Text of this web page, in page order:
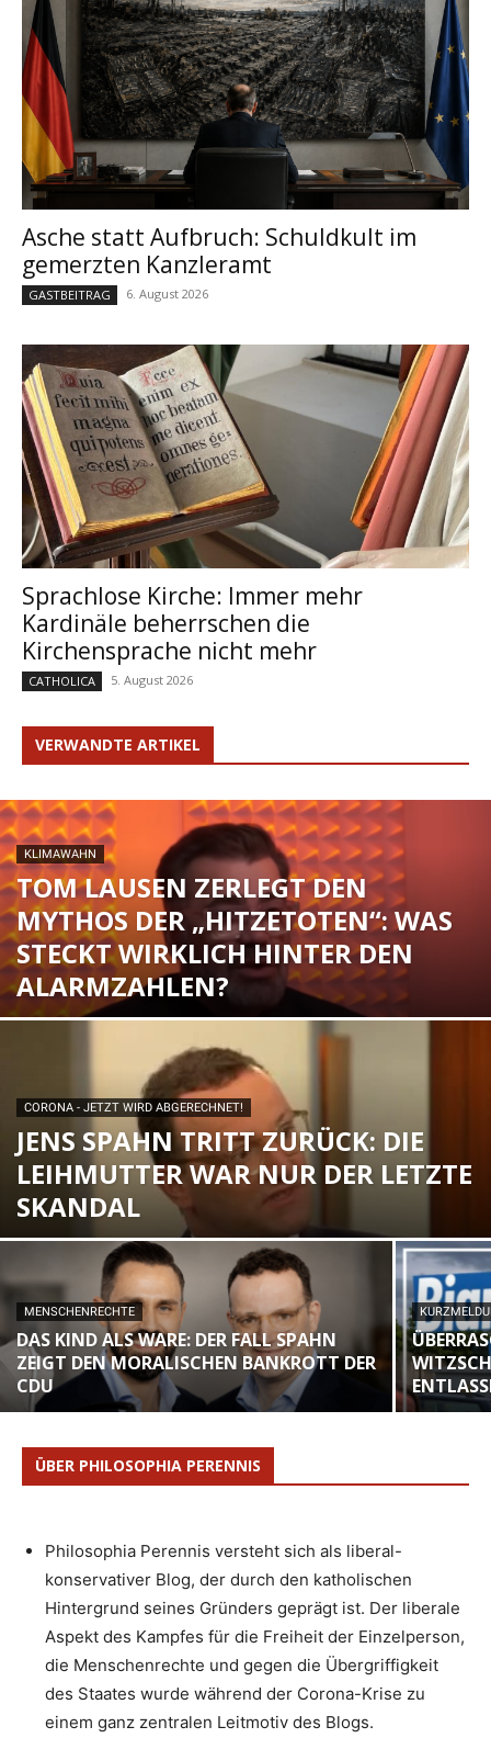
Asche statt Aufbruch: Schuldkult im
gemerzten Kanzleramt
GASTBEITRAG 6. August 2026
Sprachlose Kirche: Immer mehr
Kardinäle beherrschen die
Kirchensprache nicht mehr
CATHOLICA 5. August 2026
VERWANDTE ARTIKEL
KLIMAWAHN
TOM LAUSEN ZERLEGT DEN
MYTHOS DER „HITZETOTEN“: WAS
STECKT WIRKLICH HINTER DEN
ALARMZAHLEN?
CORONA - JETZT WIRD ABGERECHNET!
JENS SPAHN TRITT ZURÜCK: DIE
LEIHMUTTER WAR NUR DER LETZTE
SKANDAL
MENSCHENRECHTE
DAS KIND ALS WARE: DER FALL SPAHN
ZEIGT DEN MORALISCHEN BANKROTT DER
CDU
ÜBER PHILOSOPHIA PERENNIS
Philosophia Perennis versteht sich als liberal-
konservativer Blog, der durch den katholischen
Hintergrund seines Gründers geprägt ist. Der liberale
Aspekt des Kampfes für die Freiheit der Einzelperson,
die Menschenrechte und gegen die Übergriffigkeit
des Staates wurde während der Corona-Krise zu
einem ganz zentralen Leitmotiv des Blogs.